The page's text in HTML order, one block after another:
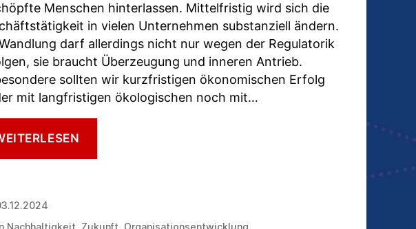
Menschen hinterlassen. Mittelfristig wird sich die
in vielen Unternehmen substanziell ändern.
darf allerdings nicht nur wegen der Regulatorik
sie braucht Überzeugung und inneren Antrieb.
sollten wir kurzfristigen ökonomischen Erfolg
mit langfristigen ökologischen noch mit…
FIRST“